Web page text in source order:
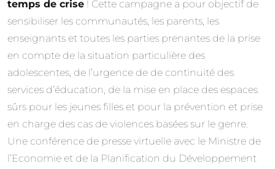
temps de crise ! Cette campagne a pour objectif de
sensibiliser les communautés, les parents, les
enseignants et toutes les parties prenantes de la prise
en compte de la situation particulière des
adolescentes, de l’urgence de de continuité des
services d’éducation, de la mise en place des espaces
sûrs pour les jeunes filles et pour la prévention et prise
en charge des cas de violences basées sur le genre.
Une conférence de presse virtuelle avec le Ministre de
l’Economie et de la Planification du Développement